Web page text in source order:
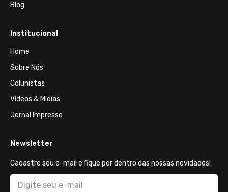
Blog
Institucional
Home
Sobre Nós
Colunistas
Vídeos & Mídias
Jornal Impresso
Newsletter
Cadastre seu e-mail e fique por dentro das nossas novidades!